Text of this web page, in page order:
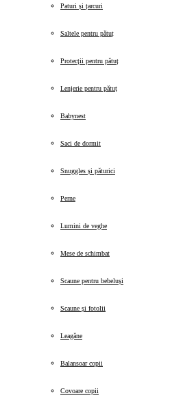
Paturi și țarcuri
Saltele pentru pătuț
Protecții pentru pătuț
Lenjerie pentru pătuț
Babynest
Saci de dormit
Snuggles și păturici
Perne
Lumini de veghe
Mese de schimbat
Scaune pentru bebeluși
Scaune și fotolii
Leagăne
Balansoar copii
Covoare copii